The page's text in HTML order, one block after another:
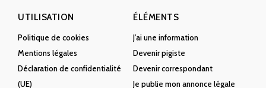
UTILISATION
Politique de cookies
Mentions légales
Déclaration de confidentialité
(UE)
ÉLÉMENTS
J’ai une information
Devenir pigiste
Devenir correspondant
Je publie mon annonce légale